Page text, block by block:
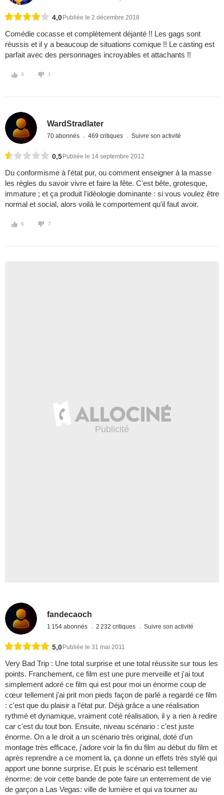
4,0 Publiée le 2 décembre 2018
Comédie cocasse et complètement déjanté !! Les gags sont
réussis et il y a beaucoup de situations comique !! Le casting est
parfait avec des personnages incroyables et attachants !!
3 1
WardStradlater
70 abonnés 469 critiques Suivre son activité
0,5 Publiée le 14 septembre 2012
Du conformisme à l'état pur, ou comment enseigner à la masse
les règles du savoir vivre et faire la fête. C'est bête, grotesque,
immature ; et ça produit l'idéologie dominante : si vous voulez être
normal et social, alors voilà le comportement qu'il faut avoir.
6 7
fandecaoch
1 154 abonnés 2 232 critiques Suivre son activité
5,0 Publiée le 31 mai 2011
Very Bad Trip : Une total surprise et une total réussite sur tous les
points. Franchement, ce film est une pure merveille et j'ai tout
simplement adoré ce film qui est pour moi un énorme coup de
cœur tellement j'ai prit mon pieds façon de parlé a regardé ce film
: c'est que du plaisir a l’état pur. Déjà grâce a une réalisation
rythmé et dynamique, vraiment coté réalisation, il y a rien à redire
car c'est du tout bon. Ensuite, niveau scénario : c'est juste
énorme. On a le droit a un scénario très original, doté d'un
montage très efficace, j'adore voir la fin du film au début du film et
après reprendre a ce moment la, ça donne un effets très stylé qui
apport une bonne surprise. Et puis le scénario est tellement
énorme: de voir cette bande de pote faire un enterrement de vie
de garçon a Las Vegas: ville de lumière et qui va tourner au